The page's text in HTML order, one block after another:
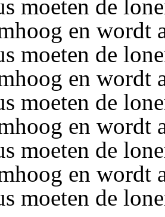
moeten de
en wordt
moeten de
en wordt
moeten de
en wordt
moeten de
en wordt
moeten de